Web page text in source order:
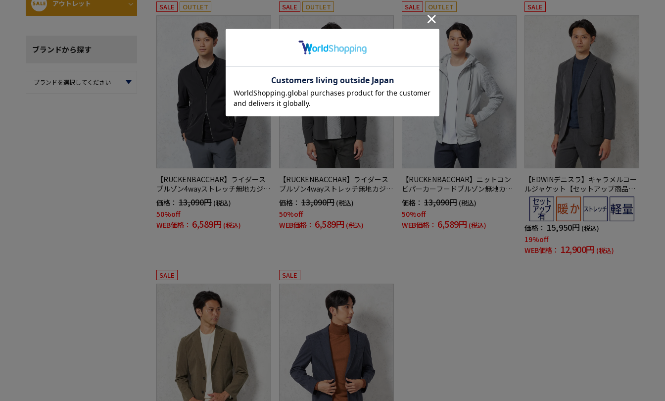
アウトレット
ブランドから探す
SALE OUTLET
【RUCKENBACCHAR】ライダース
ブルゾン4wayストレッチ無地カジュ
アルアウター
価格： 13,090円 (税込)
50%off
WEB価格： 6,589円 (税込)
SALE OUTLET
【RUCKENBACCHAR】ライダース
ブルゾン4wayストレッチ無地カジュ
アルアウター
価格： 13,090円 (税込)
50%off
WEB価格： 6,589円 (税込)
SALE OUTLET
【RUCKENBACCHAR】ニットコン
ビパーカーフードブルゾン無地カジ
ュアルアウター
価格： 13,090円 (税込)
50%off
WEB価格： 6,589円 (税込)
SALE
【EDWINデニスラ】キャラメルコー
ルジャケット【セットアップ商品
有】軽量ストレッチ無地秋冬
価格： 15,950円 (税込)
19%off
WEB価格： 12,900円 (税込)
SALE SALE